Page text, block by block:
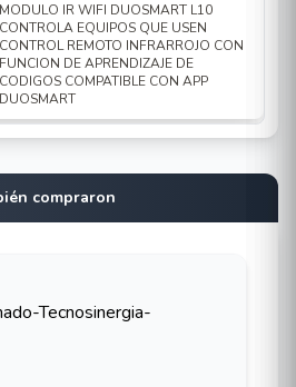
MODULO IR WIFI DUOSMART L10
CONTROLA EQUIPOS QUE USEN
CONTROL REMOTO INFRARROJO CON
FUNCION DE APRENDIZAJE DE
CODIGOS COMPATIBLE CON APP
DUOSMART
compraron